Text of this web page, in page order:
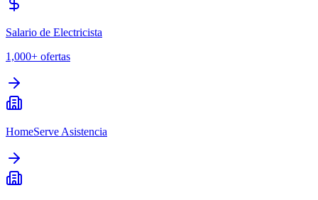
Salario de Electricista
1,000+ ofertas
HomeServe Asistencia